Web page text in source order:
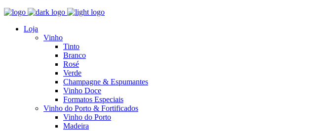
Loja
Vinho
Tinto
Branco
Rosé
Verde
Champagne & Espumantes
Vinho Doce
Formatos Especiais
Vinho do Porto & Fortificados
Vinho do Porto
Madeira